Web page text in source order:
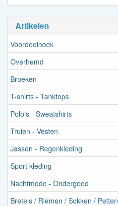
Artikelen
Voordeelhoek
Overhemd
Broeken
T-shirts - Tanktops
Polo's - Sweatshirts
Truien - Vesten
Jassen - Regenkleding
Sport kleding
Nachtmode - Ondergoed
Bretels / Riemen / Sokken / Petten